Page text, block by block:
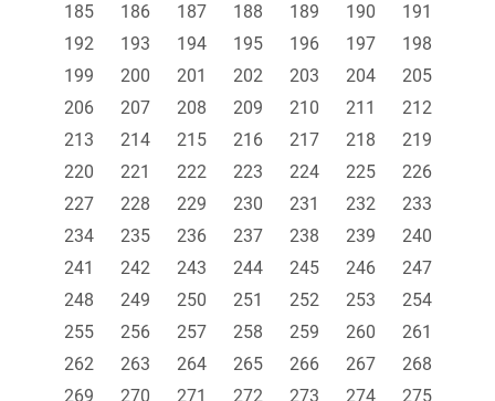
185
186 187 188 189 190
191
192
193 194 195 196 197
198
199
200 201 202 203 204
205
206
207 208 209 210 211
212
213
214 215 216 217 218
219
220
221 222 223 224 225
226
227
228 229 230 231 232
233
234
235 236 237 238 239
240
241
242 243 244 245 246
247
248
249 250 251 252 253
254
255
256 257 258 259 260
261
262
263 264 265 266 267
268
269
270 271 272 273 274
275